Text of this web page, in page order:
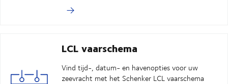
LCL vaarschema
Vind tijd-, datum- en havenopties voor uw
zeevracht met het Schenker LCL vaarschema